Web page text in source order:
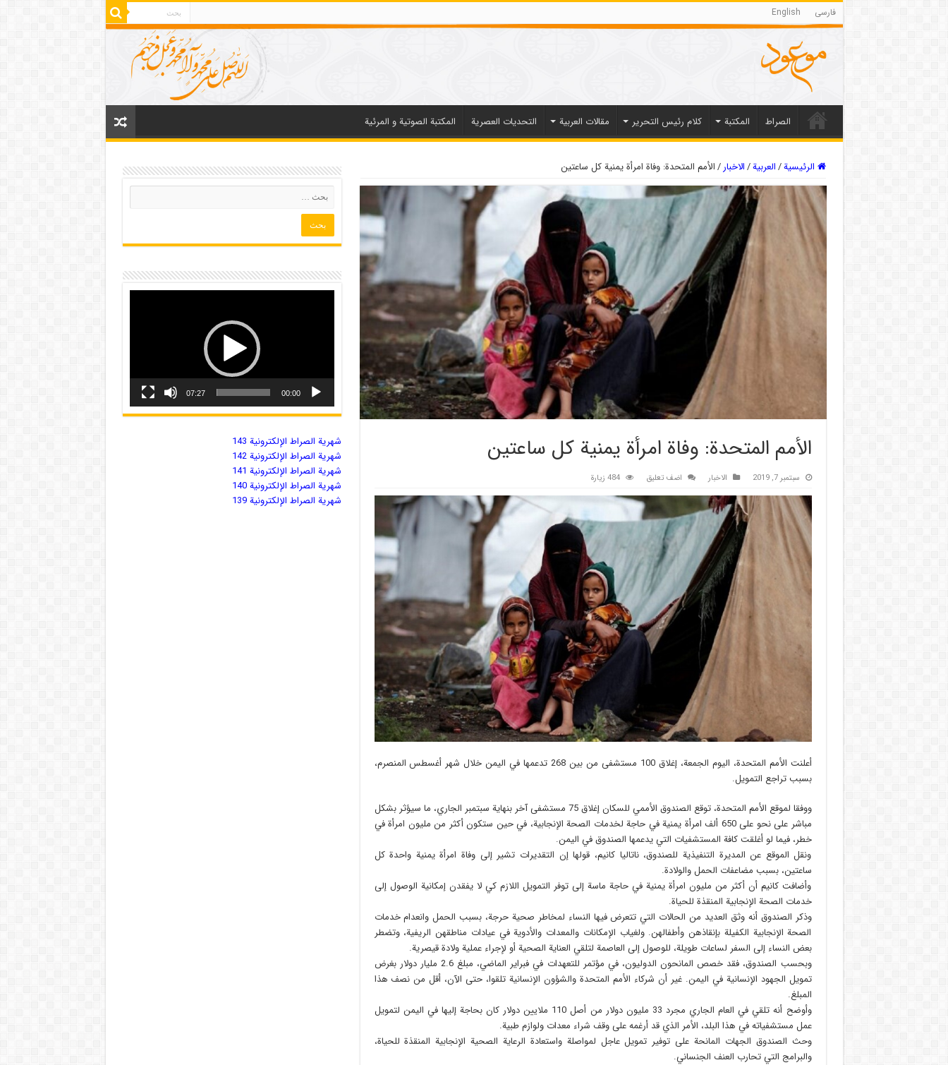
فارسی English
الصراط المکتبة كلام رئيس التحرير مقالات العربیة التحديات العصرية المكتبة الصوتية و المرئية
الرئيسية/العربیة/الاخبار /الأمم المتحدة: وفاة امرأة يمنية كل ساعتين
الأمم المتحدة: وفاة امرأة يمنية كل ساعتين
سبتمبر 7, 2019 الاخبار اضف تعليق 484 زيارة
أعلنت الأمم المتحدة، اليوم الجمعة، إغلاق 100 مستشفى من بين 268 تدعمها في اليمن خلال شهر أغسطس المنصرم،
بسبب تراجع التمويل.
ووفقا لموقع الأمم المتحدة، توقع الصندوق الأممي للسكان إغلاق 75 مستشفى آخر بنهاية سبتمبر الجاري، ما سيؤثر بشكل
مباشر على نحو على 650 ألف امرأة يمنية في حاجة لخدمات الصحة الإنجابية، في حين ستكون أكثر من مليون امرأة في
خطر، فيما لو أغلقت كافة المستشفيات التي يدعمها الصندوق في اليمن​​​.
ونقل الموقع عن المديرة التنفيذية للصندوق، ناتاليا كانيم، قولها إن التقديرات تشير إلى وفاة امرأة يمنية واحدة كل
ساعتين، بسبب مضاعفات الحمل والولادة.
وأضافت كانيم أن أكثر من مليون امرأة يمنية في حاجة ماسة إلى توفر التمويل اللازم كي لا يفقدن إمكانية الوصول إلى
خدمات الصحة الإنجابية المنقذة للحياة.
وذكر الصندوق أنه وثق العديد من الحالات التي تتعرض فيها النساء لمخاطر صحية حرجة، بسبب الحمل وانعدام خدمات
الصحة الإنجابية الكفيلة بإنقاذهن وأطفالهن. ولغياب الإمكانات والمعدات والأدوية في عيادات مناطقهن الريفية، وتضطر
بعض النساء إلى السفر لساعات طويلة، للوصول إلى العاصمة لتلقي العناية الصحية أو لإجراء عملية ولادة قيصرية.
وبحسب الصندوق، فقد خصص المانحون الدوليون، في مؤتمر للتعهدات في فبراير الماضي، مبلغ 2.6 مليار دولار بغرض
تمويل الجهود الإنسانية في اليمن. غير أن شركاء الأمم المتحدة والشؤون الإنسانية تلقوا، حتى الآن، أقل من نصف هذا
المبلغ.
وأوضح أنه تلقي في العام الجاري مجرد 33 مليون دولار من أصل 110 ملايين دولار كان بحاجة إليها في اليمن لتمويل
عمل مستشفياته في هذا البلد، الأمر الذي قد أرغمه على وقف شراء معدات ولوازم طبية.
وحث الصندوق الجهات المانحة على توفير تمويل عاجل لمواصلة واستعادة الرعاية الصحية الإنجابية المنقذة للحياة،
والبرامج التي تحارب العنف الجنساني.
00:00
07:27
شهریة الصراط الإلكترونية 143
شهریة الصراط الإلكترونية 142
شهریة الصراط الإلكترونية 141
شهریة الصراط الإلكترونية 140
شهریة الصراط الإلكترونية 139